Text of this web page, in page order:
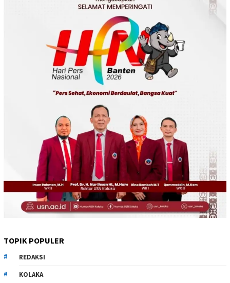
TOPIK POPULER
REDAKSI
KOLAKA